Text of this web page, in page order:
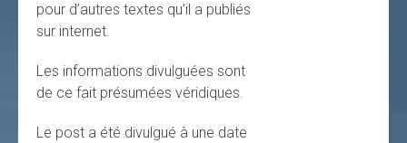
pour d’autres textes qu’il a publiés
sur internet.
Les informations divulguées sont
de ce fait présumées véridiques.
Le post a été divulgué à une date